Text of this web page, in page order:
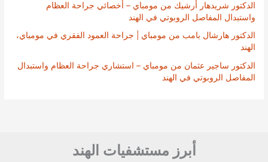
الدكتور شريدهار أرشيك من مومباي – أخصائي جراحة العظام
واستبدال المفاصل الروبوتي في الهند
الدكتور هارشال بامب من مومباي | جراحة العمود الفقري في مومباي،
الهند
الدكتور ساجير عثمان من مومباي – استشاري جراحة العظام واستبدال
المفاصل الروبوتي في الهند
أبرز مستشفيات الهند